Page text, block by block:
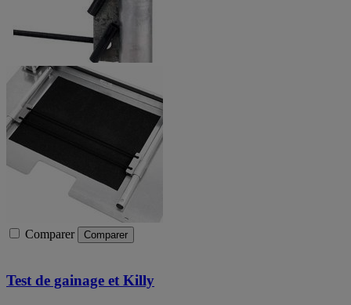
Comparer Comparer
Test de gainage et Killy